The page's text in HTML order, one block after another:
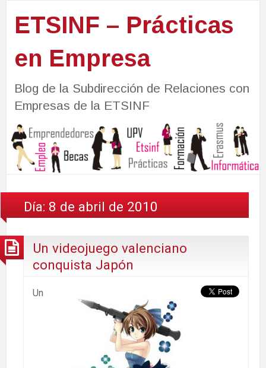
ETSINF – Prácticas
en Empresa
Blog de la Subdirección de Relaciones con
Empresas de la ETSINF
Día: 8 de abril de 2010
Un videojuego valenciano
conquista Japón
Un